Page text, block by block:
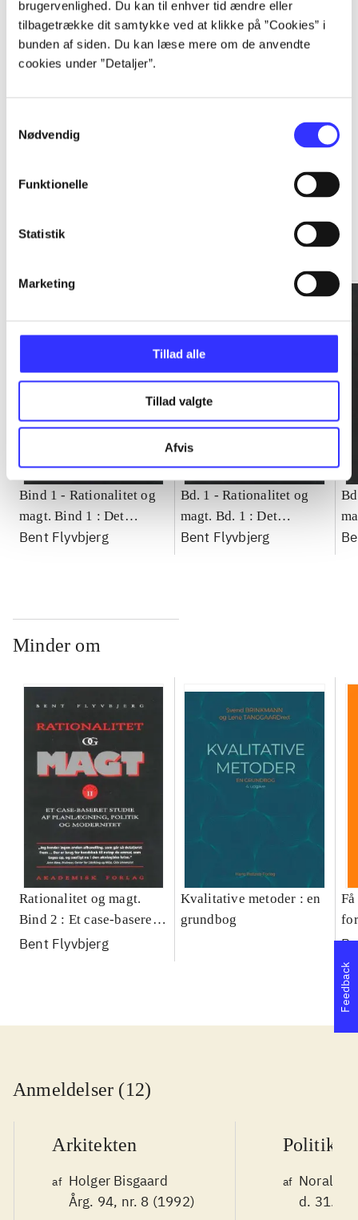
brugervenlighed. Du kan til enhver tid ændre eller
tilbagetrække dit samtykke ved at klikke på ”Cookies” i
bunden af siden. Du kan læse mere om de anvendte
cookies under ”Detaljer”.
Nødvendig
Funktionelle
Statistik
Marketing
Tillad alle
Tillad valgte
Afvis
...
Bind 1 - Rationalitet og
magt. Bind 1 : Det
konkretes videnskab
Bent Flyvbjerg
Bd. 1 -Rationalitet og
magt. Bd. 1 : Det
konkretes videnskab
Bent Flyvbjerg
Minder om
Rationalitet og magt.
Bind 2 : Et case-baseret
studie af planlægning,
Bent Flyvbjerg
Kvalitative metoder : en
grundbog
Anmeldelser (12)
Arkitekten
af Holger Bisgaard
Årg. 94, nr. 8 (1992)
Politiken
af Noralv
d. 31.
Feedback